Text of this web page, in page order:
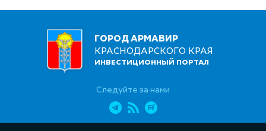
ГОРОД АРМАВИР
КРАСНОДАРСКОГО КРАЯ
ИНВЕСТИЦИОННЫЙ ПОРТАЛ
Следуйте за нами